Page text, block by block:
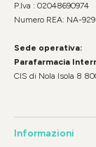
P.Iva : 02048690974
Numero REA: NA-
Sede operativa:
Parafarmacia
CIS di Nola Isola 8
Informazioni